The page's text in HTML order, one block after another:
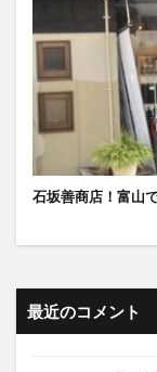
石坂善商店！富山
最近のコメント